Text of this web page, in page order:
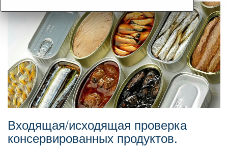
Входящая/исходящая проверка
консервированных продуктов.